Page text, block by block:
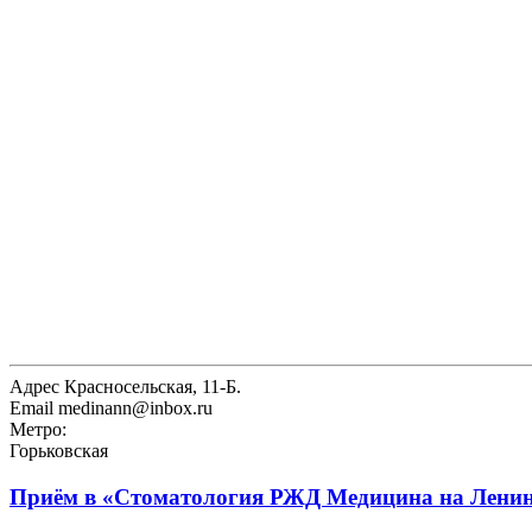
Адрес Красносельская, 11-Б.
Email medinann@inbox.ru
Метро:
Горьковская
Приём в «Стоматология РЖД Медицина на